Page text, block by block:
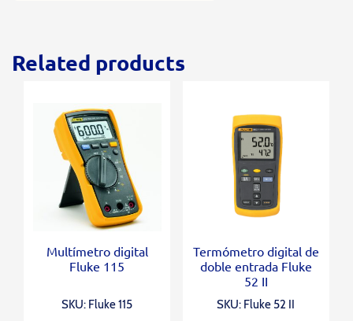
Related products
Multímetro digital
Fluke 115
SKU: Fluke 115
Termómetro digital de
doble entrada Fluke
52 II
SKU: Fluke 52 II